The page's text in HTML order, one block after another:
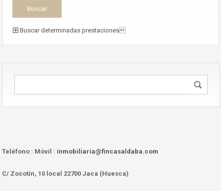
Buscar determinadas prestaciones
Teléfono : Móvil : inmobiliaria@fincasaldaba.com
C/ Zocotín, 10 local 22700 Jaca (Huesca)